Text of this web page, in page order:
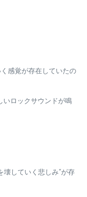
感覚が存在していたの
いロックサウンドが鳴
壊していく悲しみ”が存